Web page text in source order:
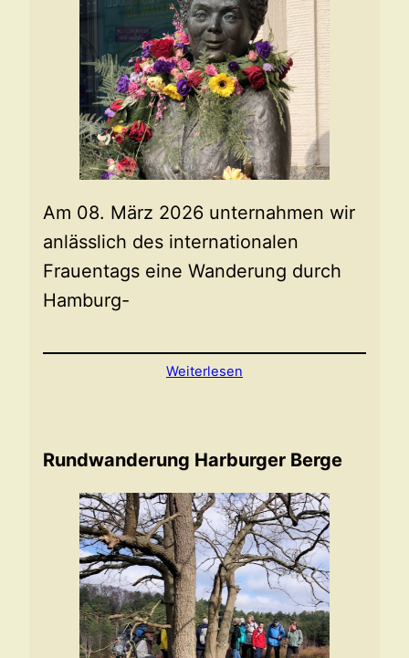
Am 08. März 2026 unternahmen wir
anlässlich des internationalen
Frauentags eine Wanderung durch
Hamburg-
Weiterlesen
Rundwanderung Harburger Berge